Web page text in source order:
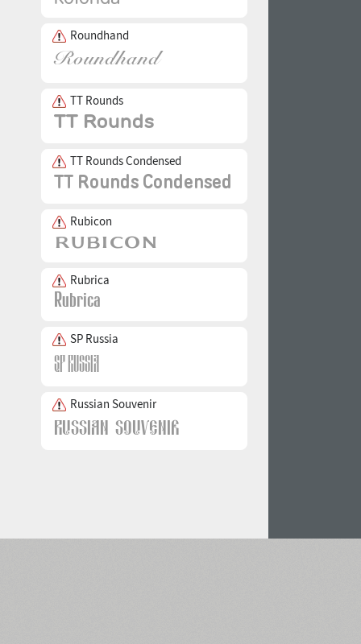
Roundhand
TT Rounds
TT Rounds Condensed
Rubicon
Rubrica
SP Russia
Russian Souvenir